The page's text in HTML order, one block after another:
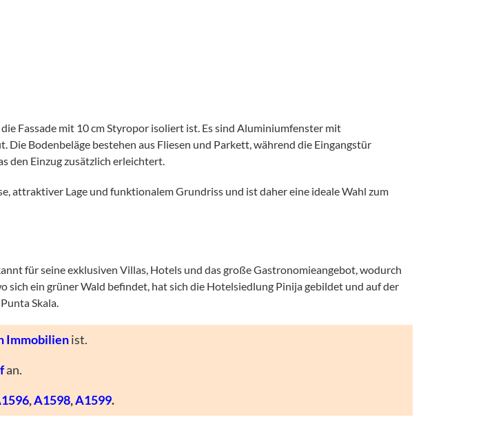
Fassade mit 10 cm Styropor isoliert ist. Es sind Aluminiumfenster mit
Bodenbeläge bestehen aus Fliesen und Parkett, während die Eingangstür
den Einzug zusätzlich erleichtert.
attraktiver Lage und funktionalem Grundriss und ist daher eine ideale Wahl zum
für seine exklusiven Villas, Hotels und das große Gastronomieangebot, wodurch
sich ein grüner Wald befindet, hat sich die Hotelsiedlung Pinija gebildet und auf der
Skala.
Immobilienist.
an.
,A1598,A1599.